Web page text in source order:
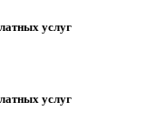
услуг
услуг